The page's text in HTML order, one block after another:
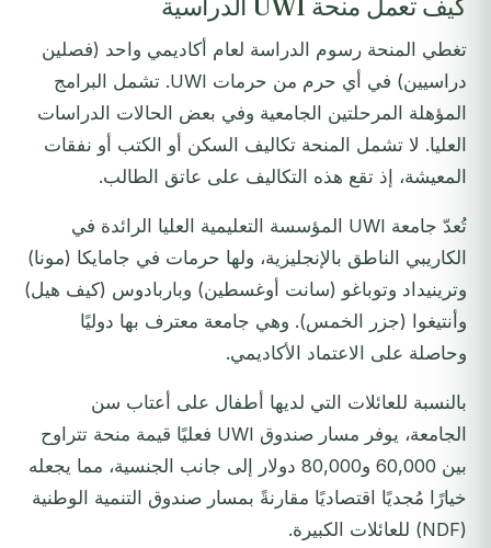
كيف تعمل منحة UWI الدراسية
تغطي المنحة رسوم الدراسة لعام أكاديمي واحد (فصلين
دراسيين) في أي حرم من حرمات UWI. تشمل البرامج
المؤهلة المرحلتين الجامعية وفي بعض الحالات الدراسات
العليا. لا تشمل المنحة تكاليف السكن أو الكتب أو نفقات
المعيشة، إذ تقع هذه التكاليف على عاتق الطالب.
تُعدّ جامعة UWI المؤسسة التعليمية العليا الرائدة في
الكاريبي الناطق بالإنجليزية، ولها حرمات في جامايكا (مونا)
وترينيداد وتوباغو (سانت أوغسطين) وباربادوس (كيف هيل)
وأنتيغوا (جزر الخمس). وهي جامعة معترف بها دوليًا
وحاصلة على الاعتماد الأكاديمي.
بالنسبة للعائلات التي لديها أطفال على أعتاب سن
الجامعة، يوفر مسار صندوق UWI فعليًا قيمة منحة تتراوح
بين 60,000 و80,000 دولار إلى جانب الجنسية، مما يجعله
خيارًا مُجديًا اقتصاديًا مقارنةً بمسار صندوق التنمية الوطنية
(NDF) للعائلات الكبيرة.